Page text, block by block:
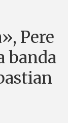
Pere
banda